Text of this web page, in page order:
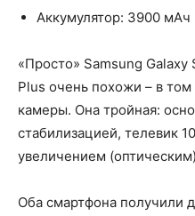
Аккумулятор: 3900 мАч
«Просто» Samsung
Plus очень похожи – в том
камеры. Она тройная:
стабилизацией, телевик
увеличением
Оба смартфона получили